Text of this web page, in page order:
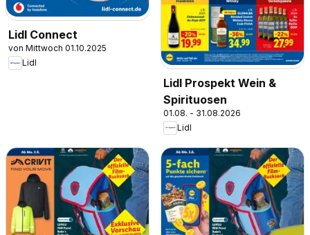
Lidl Connect
von Mittwoch 01.10.2025
Lidl
Lidl Prospekt Wein &
Spirituosen
01.08. - 31.08.2026
Lidl